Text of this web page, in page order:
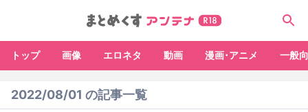
トップ 画像 エロネタ 動画 漫画･アニメ 一般
2022/08/01 の記事一覧